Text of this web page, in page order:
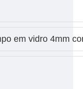
em vidro 4mm